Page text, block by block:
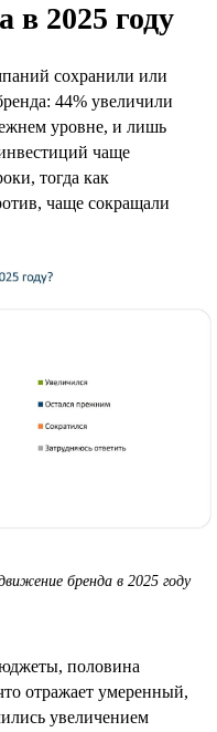
в 2025 году
сохранили или
44% увеличили
уровне, и лишь
чаще
тогда как
чаще сокращали
бренда в 2025 году
половина
отражает умеренный,
увеличением